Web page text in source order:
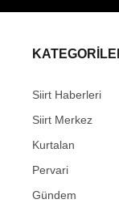
Siirt Haberleri
Siirt Merkez
Kurtalan
Pervari
Gündem